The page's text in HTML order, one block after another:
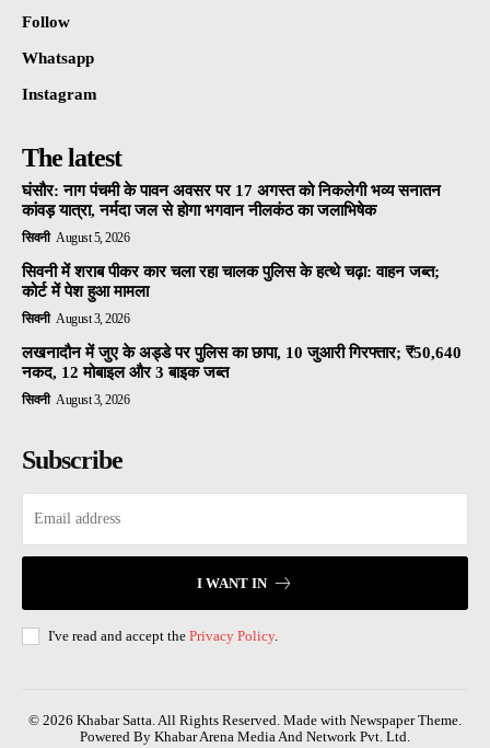
Follow
Whatsapp
Instagram
The latest
घंसौर: नाग पंचमी के पावन अवसर पर 17 अगस्त को निकलेगी भव्य सनातन
कांवड़ यात्रा, नर्मदा जल से होगा भगवान नीलकंठ का जलाभिषेक
सिवनी August 5, 2026
सिवनी में शराब पीकर कार चला रहा चालक पुलिस के हत्थे चढ़ा: वाहन जब्त;
कोर्ट में पेश हुआ मामला
सिवनी August 3, 2026
लखनादौन में जुए के अड्डे पर पुलिस का छापा, 10 जुआरी गिरफ्तार; ₹50,640
नकद, 12 मोबाइल और 3 बाइक जब्त
सिवनी August 3, 2026
Subscribe
I WANT IN
I've read and accept the Privacy Policy.
© 2026 Khabar Satta. All Rights Reserved. Made with Newspaper Theme.
Powered By Khabar Arena Media And Network Pvt. Ltd.